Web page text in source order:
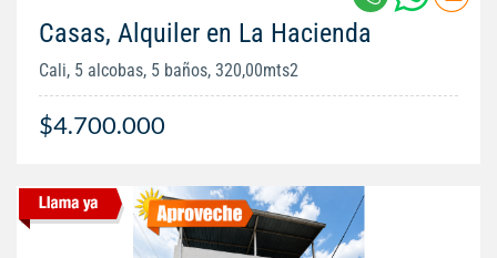
Casas, Alquiler en La Hacienda
Cali, 5 alcobas, 5 baños, 320,00mts2
$4.700.000